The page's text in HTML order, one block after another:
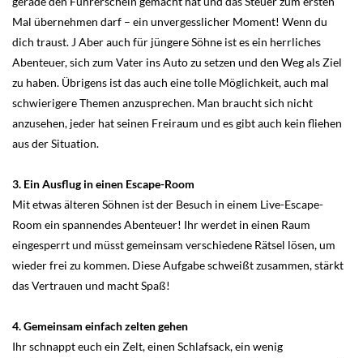
Mal übernehmen darf – ein unvergesslicher Moment! Wenn du
dich traust. J Aber auch für jüngere Söhne ist es ein herrliches
Abenteuer, sich zum Vater ins Auto zu setzen und den Weg als Ziel
zu haben. Übrigens ist das auch eine tolle Möglichkeit, auch mal
schwierigere Themen anzusprechen. Man braucht sich nicht
anzusehen, jeder hat seinen Freiraum und es gibt auch kein fliehen
aus der Situation.
3. Ein Ausflug in einen Escape-Room
Mit etwas älteren Söhnen ist der Besuch in einem Live-Escape-
Room ein spannendes Abenteuer! Ihr werdet in einen Raum
eingesperrt und müsst gemeinsam verschiedene Rätsel lösen, um
wieder frei zu kommen. Diese Aufgabe schweißt zusammen, stärkt
das Vertrauen und macht Spaß!
4. Gemeinsam einfach zelten gehen
Ihr schnappt euch ein Zelt, einen Schlafsack, ein wenig